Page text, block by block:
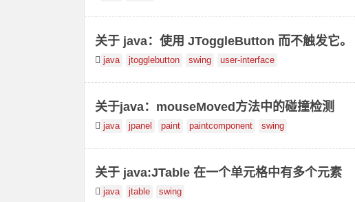
关于 java：使用 JToggleButton 而不触发它。
java jtogglebutton swing user-interface
关于java：mouseMoved方法中的碰撞检测
java jpanel paint paintcomponent swing
关于 java:JTable 在一个单元格中有多个元素
java jtable swing